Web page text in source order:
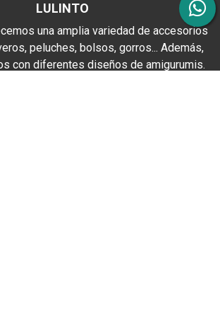
LULINTO
una amplia variedad de accesorios
peluches, bolsos, gorros... Además,
con diferentes diseños de amigurumis.